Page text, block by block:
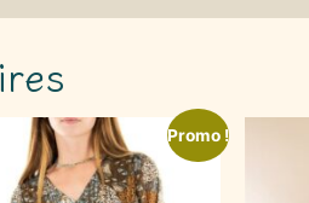
Promo !